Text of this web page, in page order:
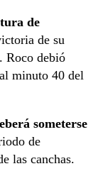
de
de su
Roco debió
minuto 40 del
someterse
de
las canchas.